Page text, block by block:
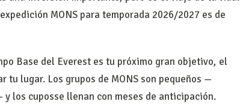
MONS para temporada 2026/2027 es de
Base del Everest es tu próximo gran objetivo, el
tu lugar. Los grupos de MONS son pequeños —
y los cuposse llenan con meses de anticipación.